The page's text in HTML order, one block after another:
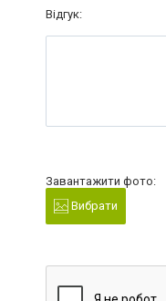
Відгук:
Завантажити фото:
Вибрати